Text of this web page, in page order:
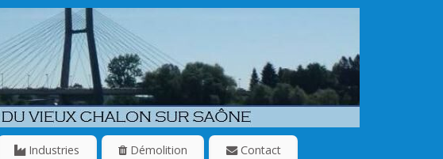
Industries Démolition Contact